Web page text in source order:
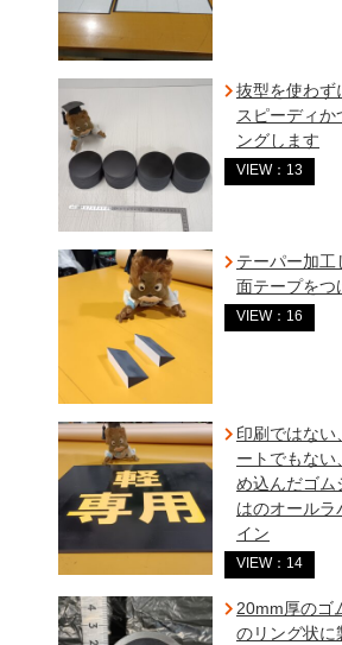
抜型を使わず
スピーディか
ングします
VIEW：13
テーパー加工
面テープをつ
VIEW：16
印刷ではない
ートでもない
め込んだゴム
はのオールラ
イン
VIEW：14
20mm厚のゴ
のリング状に